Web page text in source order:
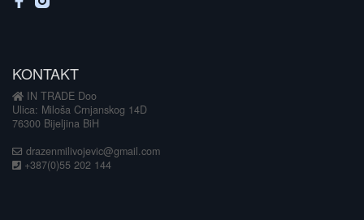
KONTAKT
IN TRADE Doo
Ulica: Miloša Crnjanskog 14D
76300 Bijeljina BiH
drazenmilivojevic@gmail.com
+387(0)55 202 144